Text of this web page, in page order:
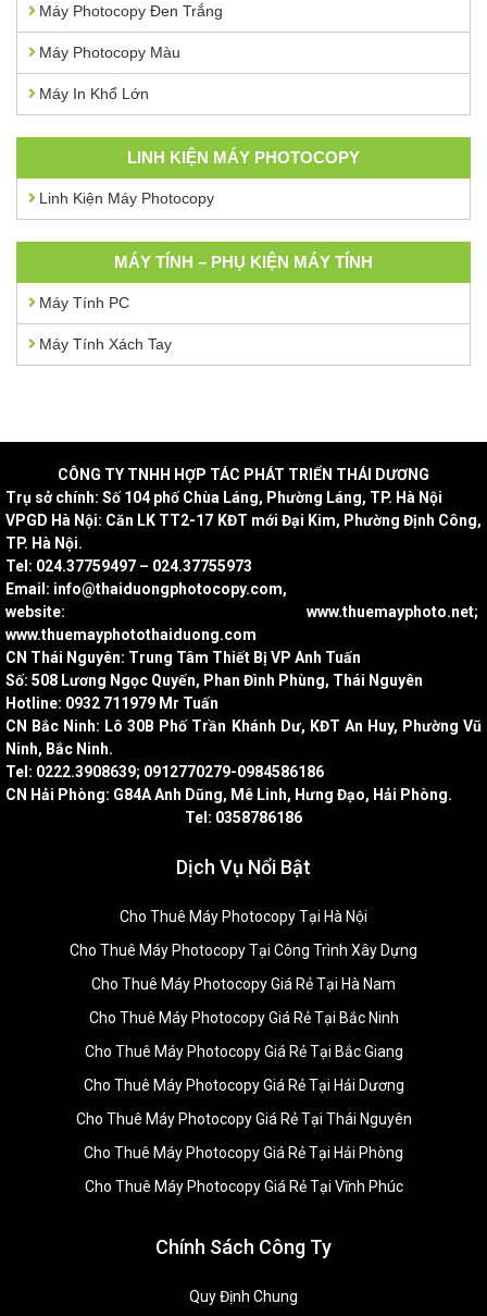
Máy Photocopy Đen Trắng
Máy Photocopy Màu
Máy In Khổ Lớn
LINH KIỆN MÁY PHOTOCOPY
Linh Kiện Máy Photocopy
MÁY TÍNH – PHỤ KIỆN MÁY TÍNH
Máy Tính PC
Máy Tính Xách Tay
CÔNG TY TNHH HỢP TÁC PHÁT TRIỂN THÁI DƯƠNG
Trụ sở chính: Số 104 phố Chùa Láng, Phường Láng, TP. Hà Nội
VPGD Hà Nội: Căn LK TT2-17 KĐT mới Đại Kim, Phường Định Công,
TP. Hà Nội.
Tel: 024.37759497 – 024.37755973
Email: info@thaiduongphotocopy.com,
website: www.thuemayphoto.net;
www.thuemayphotothaiduong.com
CN Thái Nguyên: Trung Tâm Thiết Bị VP Anh Tuấn
Số: 508 Lương Ngọc Quyến, Phan Đình Phùng, Thái Nguyên
Hotline: 0932 711979 Mr Tuấn
CN Bắc Ninh: Lô 30B Phố Trần Khánh Dư, KĐT An Huy, Phường Vũ
Ninh, Bắc Ninh.
Tel: 0222.3908639; 0912770279-0984586186
CN Hải Phòng: G84A Anh Dũng, Mê Linh, Hưng Đạo, Hải Phòng.
Tel: 0358786186
Dịch Vụ Nổi Bật
Cho Thuê Máy Photocopy Tại Hà Nội
Cho Thuê Máy Photocopy Tại Công Trình Xây Dựng
Cho Thuê Máy Photocopy Giá Rẻ Tại Hà Nam
Cho Thuê Máy Photocopy Giá Rẻ Tại Bắc Ninh
Cho Thuê Máy Photocopy Giá Rẻ Tại Bắc Giang
Cho Thuê Máy Photocopy Giá Rẻ Tại Hải Dương
Cho Thuê Máy Photocopy Giá Rẻ Tại Thái Nguyên
Cho Thuê Máy Photocopy Giá Rẻ Tại Hải Phòng
Cho Thuê Máy Photocopy Giá Rẻ Tại Vĩnh Phúc
Chính Sách Công Ty
Quy Định Chung